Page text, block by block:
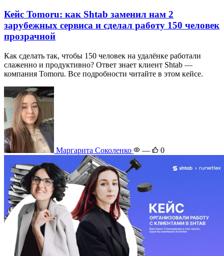
Кейс Tomoru: как Shtab заменил нам 2
зарубежных сервиса и сделал работу 150 человек
прозрачной
Как сделать так, чтобы 150 человек на удалёнке работали
слаженно и продуктивно? Ответ знает клиент Shtab —
компания Tomoru. Все подробности читайте в этом кейсе.
Маргарита Соколенко — 0